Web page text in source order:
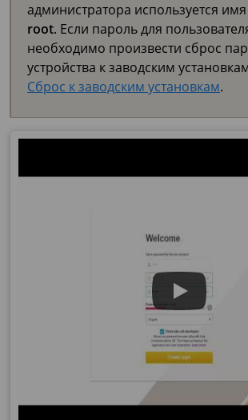
администратора используется
root. Если пароль для
необходимо произвести сброс
устройства к заводским
Сброс к заводским установкам.